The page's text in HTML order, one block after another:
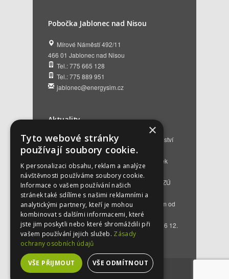
Pobočka Jablonec nad Nisou
Mírové Náměstí 492/11
466 01 Jablonec nad Nisou
Tel.: 775 665 128
Tel.: 775 889 951
jablonec@energysim.cz
Aktuality
Renovační pasy budov a dotační poradenství
12. 6. 2026
Přehled hlavních změn a nových podmínek
NZÚ 2026 28. 5. 2026
Kompenzace za projektovou přípravu v NZÚ
2025
25. 3. 2026
Novinky v programu Nová zelená úsporám od
roku 2026 16. 3. 2026
Bezplatné poradenství EKIS od 01.01.2026 12.
12. 2025
©2026byenergysim.cz. Created by
×
Tyto webové stránky
používají soubory cookie.
K personalizaci obsahu, reklam a analýze
návštěvnosti používáme soubory cookie.
Informace o vašem používání našich
stránek také sdílíme s našimi reklamními a
analytickými partnery, kteří je mohou
kombinovat s dalšími informacemi, které
jste jim poskytli nebo které shromáždili při
vašem používání jejich služeb. Zásady
ochrany osobních údajů
VŠE PŘIJMOUT VŠE ODMÍTNOUT